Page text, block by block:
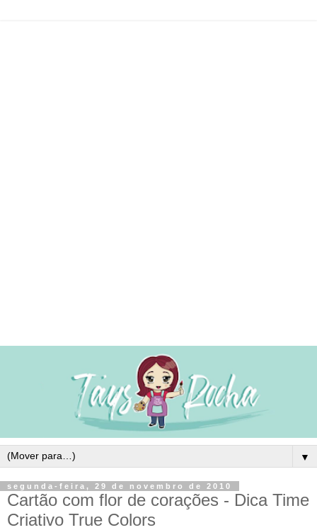
▼
segunda-feira, 29 de novembro de 2010
Cartão com flor de corações - Dica Time
Criativo True Colors